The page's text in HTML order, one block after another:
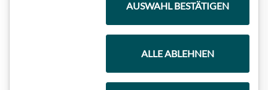
AUSWAHL BESTÄTIGEN
ALLE ABLEHNEN